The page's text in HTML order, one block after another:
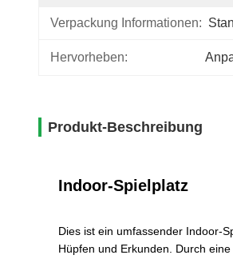
Verpackung Informationen:
Hervorheben:
Produkt-Beschreibung
Indoor-Spielplatz
Dies ist ein umfassender Indoor-
Hüpfen und Erkunden. Durch